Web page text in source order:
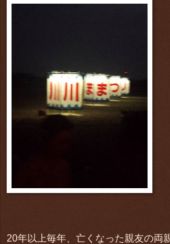
20年以上毎年、亡くなった親友の両